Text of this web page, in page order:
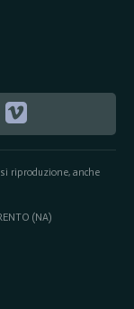
riproduzione, anche
(NA)